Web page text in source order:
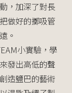
，加深了對長
做好的擲吸管
。
小實驗，學
發出高低的聲
造鹽巴的藝術